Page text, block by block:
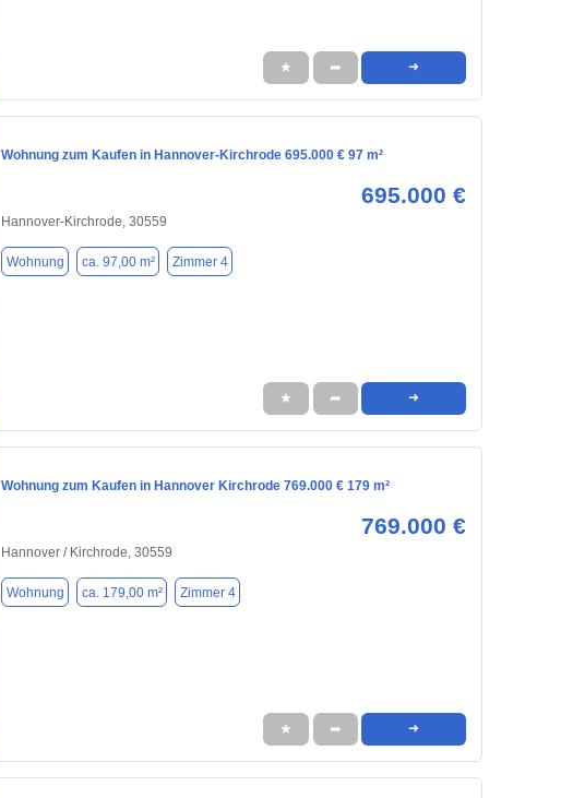
★ ➦ ➜
Wohnung zum Kaufen in Hannover-Kirchrode 695.000 € 97 m²
695.000 €
Hannover-Kirchrode, 30559
Wohnung ca. 97,00 m² Zimmer 4
★ ➦ ➜
Wohnung zum Kaufen in Hannover Kirchrode 769.000 € 179 m²
769.000 €
Hannover / Kirchrode, 30559
Wohnung ca. 179,00 m² Zimmer 4
★ ➦ ➜